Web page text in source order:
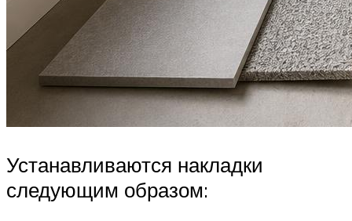
Устанавливаются накладки
следующим образом: